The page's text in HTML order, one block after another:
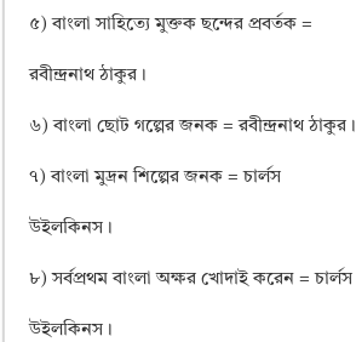
৫) বাংলা সাহিত্যে মুক্তক ছন্দের প্রবর্তক =
রবীন্দ্রনাথ ঠাকুর।
৬) বাংলা ছোট গল্পের জনক = রবীন্দ্রনাথ ঠাকুর।
৭) বাংলা মুদ্রন শিল্পের জনক = চার্লস
উইলকিনস।
৮) সর্বপ্রথম বাংলা অক্ষর খোদাই করেন = চার্লস
উইলকিনস।